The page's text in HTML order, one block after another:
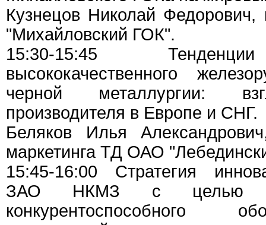
Кузнецов Николай
"Михайловский ГОК".
15:30-15:45
высококачественного
черной металлургии:
производителя в Европе и СНГ.
Беляков Илья
маркетинга ТД ОАО
15:45-16:00 Стратегия
ЗАО НКМЗ с целью
конкурентоспособного